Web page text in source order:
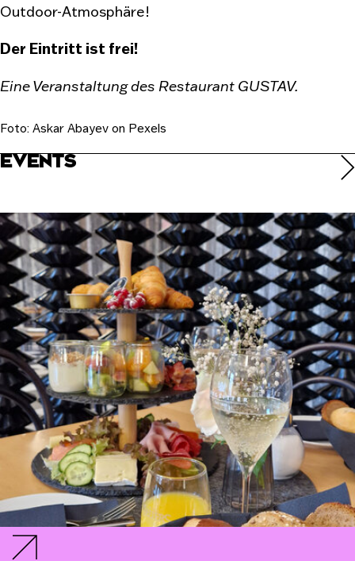
Outdoor-Atmosphäre!
Der Eintritt ist frei!
Eine Veranstaltung des Restaurant GUSTAV.
Foto: Askar Abayev on Pexels
EVENTS